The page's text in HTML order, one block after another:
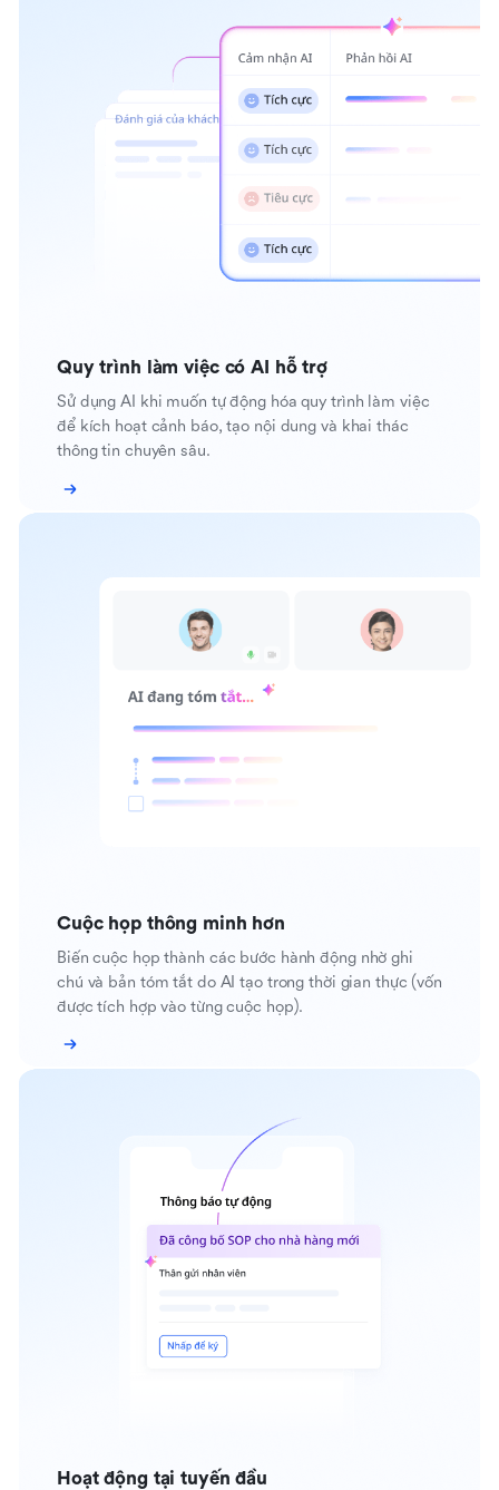
Quy trình làm việc có AI hỗ trợ
Sử dụng AI khi muốn tự động hóa quy trình làm việc
để kích hoạt cảnh báo, tạo nội dung và khai thác
thông tin chuyên sâu.
Cuộc họp thông minh hơn
Biến cuộc họp thành các bước hành động nhờ ghi
chú và bản tóm tắt do AI tạo trong thời gian thực (vốn
được tích hợp vào từng cuộc họp).
Hoạt động tại tuyến đầu